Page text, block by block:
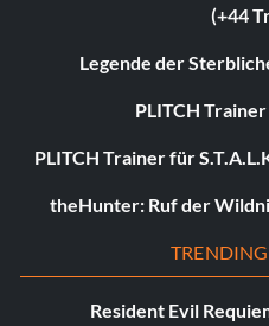
(+44
Legende der
PLITCH
PLITCH Trainer für
theHunter: Ruf der
Resident Evil